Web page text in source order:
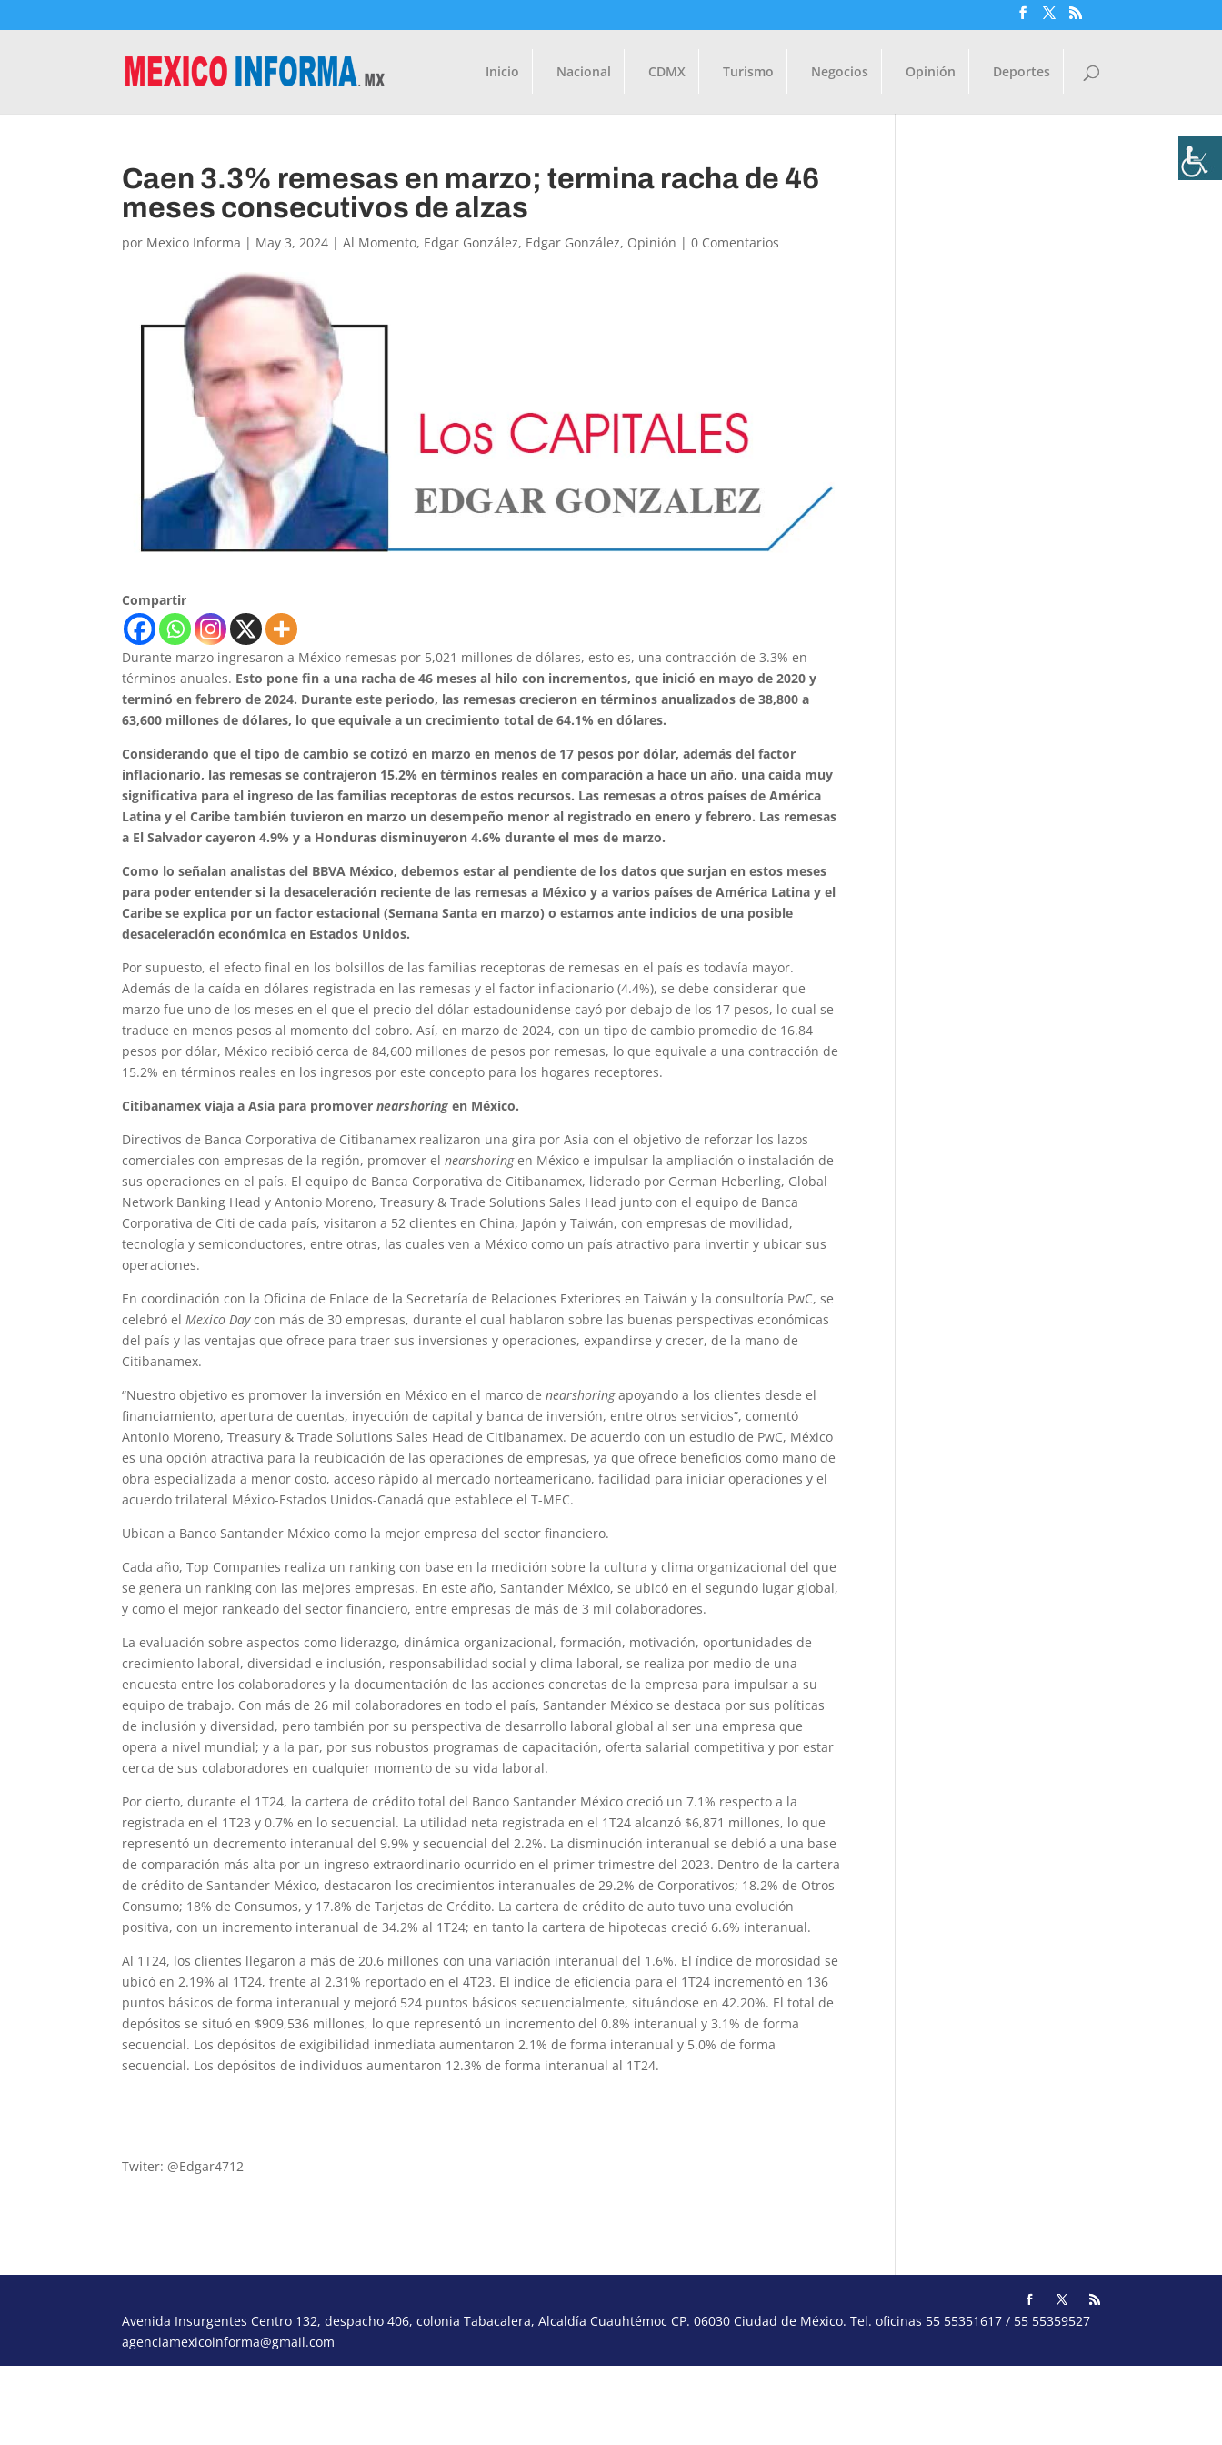
Inicio Nacional CDMX Turismo Negocios Opinión Deportes
Caen 3.3% remesas en marzo; termina racha de 46
meses consecutivos de alzas
por Mexico Informa | May 3, 2024 |Al Momento, Edgar González, Edgar González, Opinión |0 Comentarios
Compartir
Durante marzo ingresaron a México remesas por 5,021 millones de dólares, esto es, una contracción de 3.3% en
términos anuales. Esto pone fin a una racha de 46 meses al hilo con incrementos, que inició en mayo de 2020 y
terminó en febrero de 2024. Durante este periodo, las remesas crecieron en términos anualizados de 38,800 a
63,600 millones de dólares, lo que equivale a un crecimiento total de 64.1% en dólares.
Considerando que el tipo de cambio se cotizó en marzo en menos de 17 pesos por dólar, además del factor
inflacionario, las remesas se contrajeron 15.2% en términos reales en comparación a hace un año, una caída muy
significativa para el ingreso de las familias receptoras de estos recursos. Las remesas a otros países de América
Latina y el Caribe también tuvieron en marzo un desempeño menor al registrado en enero y febrero. Las remesas
a El Salvador cayeron 4.9% y a Honduras disminuyeron 4.6% durante el mes de marzo.
Como lo señalan analistas del BBVA México, debemos estar al pendiente de los datos que surjan en estos meses
para poder entender si la desaceleración reciente de las remesas a México y a varios países de América Latina y el
Caribe se explica por un factor estacional (Semana Santa en marzo) o estamos ante indicios de una posible
desaceleración económica en Estados Unidos.
Por supuesto, el efecto final en los bolsillos de las familias receptoras de remesas en el país es todavía mayor.
Además de la caída en dólares registrada en las remesas y el factor inflacionario (4.4%), se debe considerar que
marzo fue uno de los meses en el que el precio del dólar estadounidense cayó por debajo de los 17 pesos, lo cual se
traduce en menos pesos al momento del cobro. Así, en marzo de 2024, con un tipo de cambio promedio de 16.84
pesos por dólar, México recibió cerca de 84,600 millones de pesos por remesas, lo que equivale a una contracción de
15.2% en términos reales en los ingresos por este concepto para los hogares receptores.
Citibanamex viaja a Asia para promovernearshoring en México.
Directivos de Banca Corporativa de Citibanamex realizaron una gira por Asia con el objetivo de reforzar los lazos
comerciales con empresas de la región, promover elnearshoringen México e impulsar la ampliación o instalación de
sus operaciones en el país. El equipo de Banca Corporativa de Citibanamex, liderado por German Heberling, Global
Network Banking Head y Antonio Moreno, Treasury & Trade Solutions Sales Head junto con el equipo de Banca
Corporativa de Citi de cada país, visitaron a 52 clientes en China, Japón y Taiwán, con empresas de movilidad,
tecnología y semiconductores, entre otras, las cuales ven a México como un país atractivo para invertir y ubicar sus
operaciones.
En coordinación con la Oficina de Enlace de la Secretaría de Relaciones Exteriores en Taiwán y la consultoría PwC, se
celebró elMexico Daycon más de 30 empresas, durante el cual hablaron sobre las buenas perspectivas económicas
del país y las ventajas que ofrece para traer sus inversiones y operaciones, expandirse y crecer, de la mano de
Citibanamex.
“Nuestro objetivo es promover la inversión en México en el marco denearshoringapoyando a los clientes desde el
financiamiento, apertura de cuentas, inyección de capital y banca de inversión, entre otros servicios”, comentó
Antonio Moreno, Treasury & Trade Solutions Sales Head de Citibanamex. De acuerdo con un estudio de PwC, México
es una opción atractiva para la reubicación de las operaciones de empresas, ya que ofrece beneficios como mano de
obra especializada a menor costo, acceso rápido al mercado norteamericano, facilidad para iniciar operaciones y el
acuerdo trilateral México-Estados Unidos-Canadá que establece el T-MEC.
Ubican a Banco Santander México como la mejor empresa del sector financiero.
Cada año, Top Companies realiza un ranking con base en la medición sobre la cultura y clima organizacional del que
se genera un ranking con las mejores empresas. En este año, Santander México, se ubicó en el segundo lugar global,
y como el mejor rankeado del sector financiero, entre empresas de más de 3 mil colaboradores.
La evaluación sobre aspectos como liderazgo, dinámica organizacional, formación, motivación, oportunidades de
crecimiento laboral, diversidad e inclusión, responsabilidad social y clima laboral, se realiza por medio de una
encuesta entre los colaboradores y la documentación de las acciones concretas de la empresa para impulsar a su
equipo de trabajo. Con más de 26 mil colaboradores en todo el país, Santander México se destaca por sus políticas
de inclusión y diversidad, pero también por su perspectiva de desarrollo laboral global al ser una empresa que
opera a nivel mundial; y a la par, por sus robustos programas de capacitación, oferta salarial competitiva y por estar
cerca de sus colaboradores en cualquier momento de su vida laboral.
Por cierto, durante el 1T24, la cartera de crédito total del Banco Santander México creció un 7.1% respecto a la
registrada en el 1T23 y 0.7% en lo secuencial. La utilidad neta registrada en el 1T24 alcanzó $6,871 millones, lo que
representó un decremento interanual del 9.9% y secuencial del 2.2%. La disminución interanual se debió a una base
de comparación más alta por un ingreso extraordinario ocurrido en el primer trimestre del 2023. Dentro de la cartera
de crédito de Santander México, destacaron los crecimientos interanuales de 29.2% de Corporativos; 18.2% de Otros
Consumo; 18% de Consumos, y 17.8% de Tarjetas de Crédito. La cartera de crédito de auto tuvo una evolución
positiva, con un incremento interanual de 34.2% al 1T24; en tanto la cartera de hipotecas creció 6.6% interanual.
Al 1T24, los clientes llegaron a más de 20.6 millones con una variación interanual del 1.6%. El índice de morosidad se
ubicó en 2.19% al 1T24, frente al 2.31% reportado en el 4T23. El índice de eficiencia para el 1T24 incrementó en 136
puntos básicos de forma interanual y mejoró 524 puntos básicos secuencialmente, situándose en 42.20%. El total de
depósitos se situó en $909,536 millones, lo que representó un incremento del 0.8% interanual y 3.1% de forma
secuencial. Los depósitos de exigibilidad inmediata aumentaron 2.1% de forma interanual y 5.0% de forma
secuencial. Los depósitos de individuos aumentaron 12.3% de forma interanual al 1T24.
Twiter: @Edgar4712
Avenida Insurgentes Centro 132, despacho 406, colonia Tabacalera, Alcaldía Cuauhtémoc CP. 06030 Ciudad de México. Tel. oficinas 55 55351617 / 55 55359527
agenciamexicoinforma@gmail.com